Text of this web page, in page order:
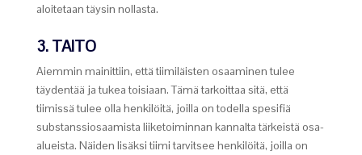
aloitetaan täysin nollasta.
3. TAITO
Aiemmin mainittiin, että tiimiläisten osaaminen tulee
täydentää ja tukea toisiaan. Tämä tarkoittaa sitä, että
tiimissä tulee olla henkilöitä, joilla on todella spesifiä
substanssiosaamista liiketoiminnan kannalta tärkeistä osa-
alueista. Näiden lisäksi tiimi tarvitsee henkilöitä, joilla on